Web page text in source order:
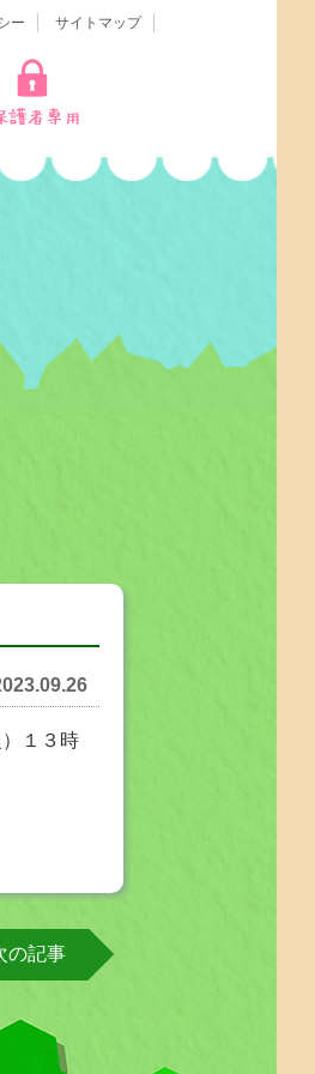
ー サイトマップ
１３時
の記事